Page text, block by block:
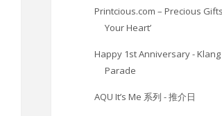
Printcious.com – Precious
Your Heart’
Happy 1st Anniversary - Klang
Parade
AQU It’s Me 系列 - 推介日